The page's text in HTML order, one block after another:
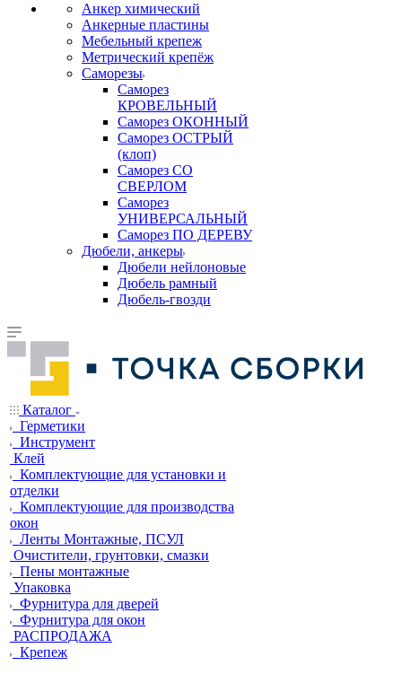
Анкер химический
Анкерные пластины
Мебельный крепеж
Метрический крепёж
Саморезы
Саморез
КРОВЕЛЬНЫЙ
Саморез ОКОННЫЙ
Саморез ОСТРЫЙ
(клоп)
Саморез СО
СВЕРЛОМ
Саморез
УНИВЕРСАЛЬНЫЙ
Саморез ПО ДЕРЕВУ
Дюбели, анкеры
Дюбели нейлоновые
Дюбель рамный
Дюбель-гвозди
Каталог
Герметики
Инструмент
Клей
Комплектующие для установки и
отделки
Комплектующие для производства
окон
Ленты Монтажные, ПСУЛ
Очистители, грунтовки, смазки
Пены монтажные
Упаковка
Фурнитура для дверей
Фурнитура для окон
РАСПРОДАЖА
Крепеж